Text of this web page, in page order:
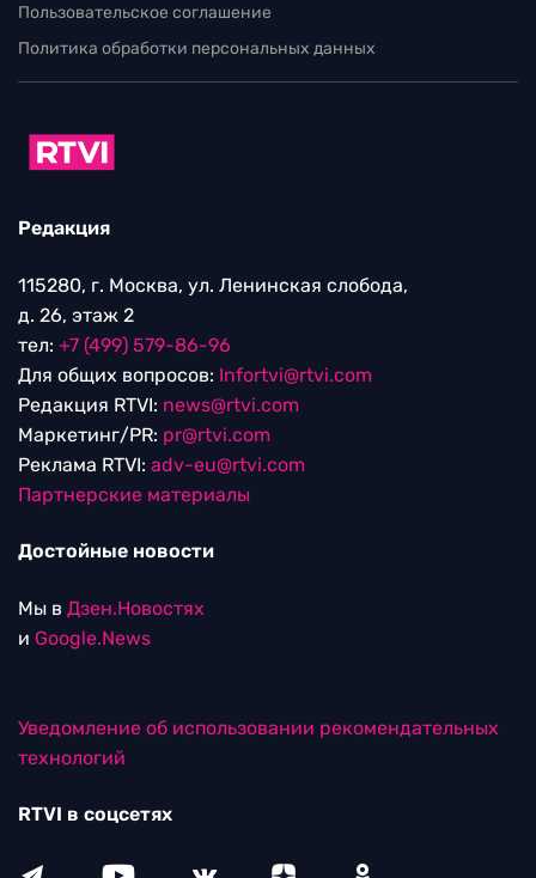
Пользовательское соглашение
Политика обработки персональных данных
Редакция
115280, г. Москва, ул. Ленинская слобода,
д. 26, этаж 2
тел: +7 (499) 579-86-96
Для общих вопросов: Infortvi@rtvi.com
Редакция RTVI: news@rtvi.com
Маркетинг/PR: pr@rtvi.com
Реклама RTVI: adv-eu@rtvi.com
Партнерские материалы
Достойные новости
Мы в Дзен.Новостях
и Google.News
Уведомление об использовании рекомендательных
технологий
RTVI в соцсетях